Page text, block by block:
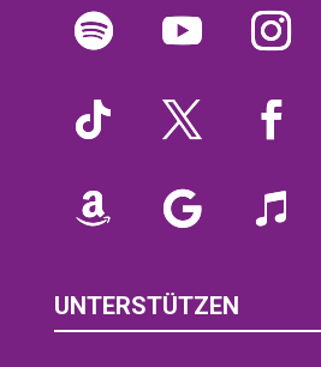
UNTERSTÜTZEN